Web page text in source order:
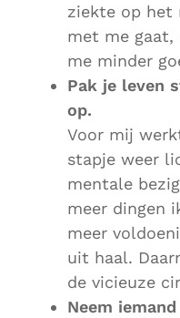
ziekte op het
met me
me minder
Pak je leven
op.
Voor mij
stapje weer
mentale
meer dingen
meer
uit haal.
de vicieuze
Neem